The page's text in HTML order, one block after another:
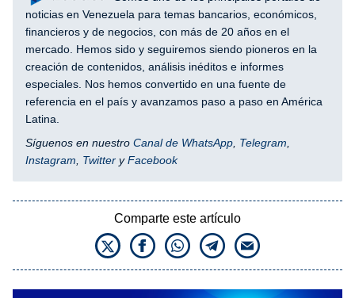
noticias en Venezuela para temas bancarios, económicos,
financieros y de negocios, con más de 20 años en el
mercado. Hemos sido y seguiremos siendo pioneros en la
creación de contenidos, análisis inéditos e informes
especiales. Nos hemos convertido en una fuente de
referencia en el país y avanzamos paso a paso en América
Latina.
Síguenos en nuestro Canal de WhatsApp Telegram
Instagram
Twitter yFacebook
Comparte este artículo